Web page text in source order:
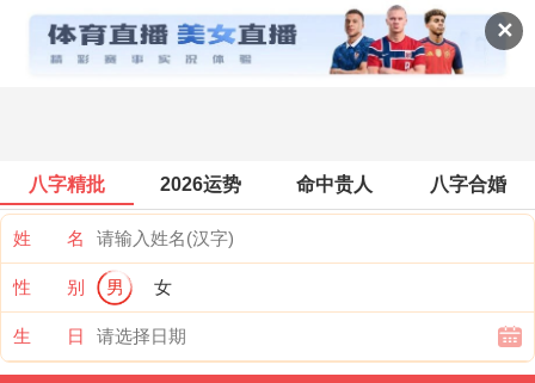
✕
全国天气
八字精批 2026运势 命中贵人 八字合婚
姓 名
性 别 男 女
生 日